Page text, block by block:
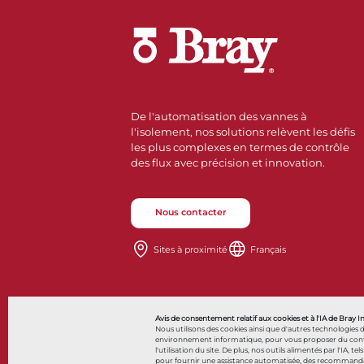
Avis de consentement relatif aux cookies et à l'IA de Bray
Nous utilisons des cookies ainsi que d'autres
environnement informatique, pour vous proposer du
l'utilisation du site. De plus, nos outils alimentés par l'IA,
pour fournir une assistance automatisée, des
De l'automatisation des vannes à
l'isolement, nos solutions relèvent les défis
les plus complexes en termes de contrôle
des flux avec précision et innovation.
Nous contacter
Sites à proximité Français
Also of Interest